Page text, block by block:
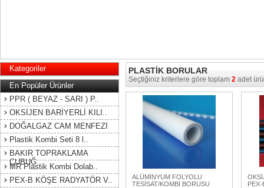
Kategoriler
En Popüler Ürünler
PPR ( BEYAZ - SARI ) P..
OKSİJEN BARİYERLİ KILI..
DOĞALGAZ CAM MENFEZİ
Plastik Kombi Seti 8 l..
BAKIR TOPRAKLAMA
ÇUBUĞ..
MR Plastik Kombi Dolab..
PEX-B KÖŞE RADYATÖR V..
PLASTİK BORULAR
Seçtiğiniz kriterlere göre toplam 2 adet
ALÜMİNYUM FOLYOLU
TESİSAT/KOMBİ BORUSU